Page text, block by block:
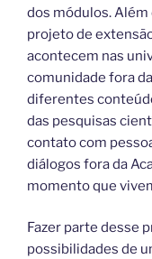
dos módulos.
projeto de
acontecem nas
comunidade fora
diferentes
das pesquisas
contato com
diálogos fora da
momento que
Fazer parte desse
possibilidades de